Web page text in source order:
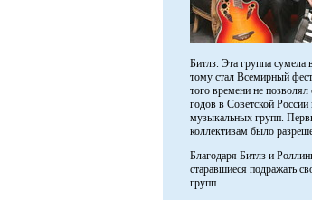
Битлз. Эта группа
тому стал Всемирный
того времени не
годов в Советской
музыкальных групп.
коллективам было
Благодаря Битлз и
старавшиеся подражать
групп.